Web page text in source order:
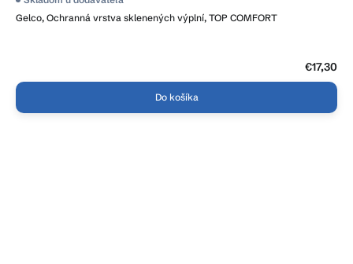
Gelco, Ochranná vrstva sklenených výplní, TOP COMFORT
€17,30
Do košíka